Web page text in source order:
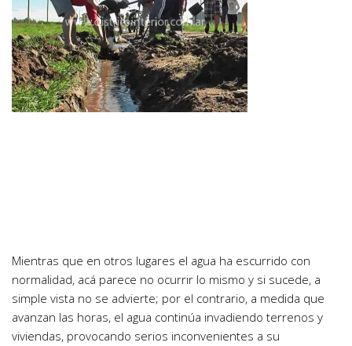
Mientras que en otros lugares el agua ha escurrido con
normalidad, acá parece no ocurrir lo mismo y si sucede, a
simple vista no se advierte; por el contrario, a medida que
avanzan las horas, el agua continúa invadiendo terrenos y
viviendas, provocando serios inconvenientes a su